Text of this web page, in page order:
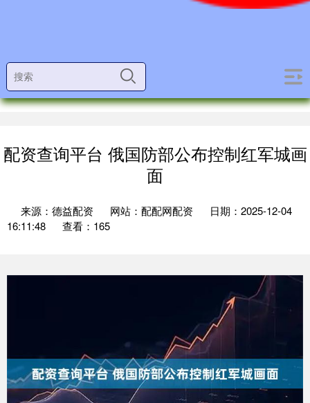
配资查询平台 俄国防部公布控制红军城画
面
来源：德益配资 网站：配配网配资
日期：2025-12-04
16:11:48
查看：165